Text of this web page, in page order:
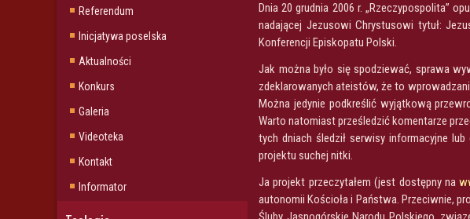
Referendum
Inicjatywa poselska
Aktualności
Konkurs
Galeria
Videoteka
Kontakt
Informator
Dnia 20 grudnia 2006 r. „Rzeczypospolita”
nadającej Jezusowi Chrystusowi tytuł:
Konferencji Episkopatu Polski.
Jak można było się spodziewać, sprawa
zdeklarowanych ateistów, że to
Można jedynie podkreślić wyjątkową
Warto natomiast prześledzić komentarze
tych dniach śledził serwisy informacyjne
projektu suchej nitki.
Ja projekt przeczytałem (jest dostępny na
autonomii Kościoła i Państwa. Przeciwnie,